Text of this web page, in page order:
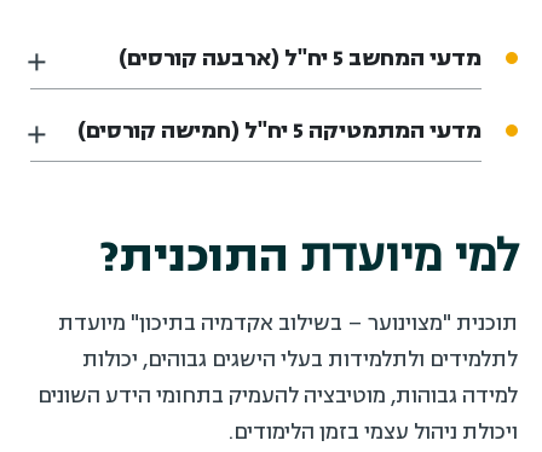
מדעי המחשב 5 יח"ל (ארבעה קורסים)
מדעי המתמטיקה 5 יח"ל (חמישה קורסים)
למי מיועדת התוכנית?
תוכנית "מצוינוער – בשילוב אקדמיה בתיכון" מיועדת
לתלמידים ולתלמידות בעלי הישגים גבוהים, יכולות
למידה גבוהות, מוטיבציה להעמיק בתחומי הידע השונים
ויכולת ניהול עצמי בזמן הלימודים.